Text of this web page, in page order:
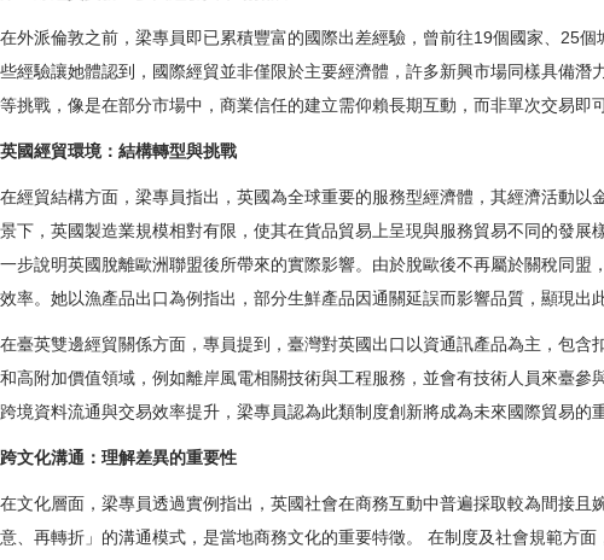
在外派倫敦之前，梁專員即已累積豐富的國際出差經驗，曾前往19個國家、25
些經驗讓她體認到，國際經貿並非僅限於主要經濟體，許多新興市場同樣具備
等挑戰，像是在部分市場中，商業信任的建立需仰賴長期互動，而非單次交易即
英國經貿環境：結構轉型與挑戰
在經貿結構方面，梁專員指出，英國為全球重要的服務型經濟體，其經濟活動
景下，英國製造業規模相對有限，使其在貨品貿易上呈現與服務貿易不同的發
一步說明英國脫離歐洲聯盟後所帶來的實際影響。由於脫歐後不再屬於關稅同
效率。她以漁產品出口為例指出，部分生鮮產品因通關延誤而影響品質，顯現出
在臺英雙邊經貿關係方面，專員提到，臺灣對英國出口以資通訊產品為主，包
和高附加價值領域，例如離岸風電相關技術與工程服務，並會有技術人員來臺
跨境資料流通與交易效率提升，梁專員認為此類制度創新將成為未來國際貿易的
跨文化溝通：理解差異的重要性
在文化層面，梁專員透過實例指出，英國社會在商務互動中普遍採取較為間接
意、再轉折」的溝通模式，是當地商務文化的重要特徵。 在制度及社會規範方